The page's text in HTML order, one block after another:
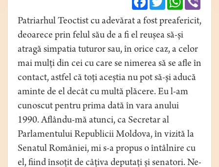
Patriarhul Teoctist cu adevărat a fost preafericit,
deoarece prin felul său de a fi el reușea să-și
atragă simpatia tuturor sau, în orice caz, a celor
mai mulți din cei cu care se nimerea să se afle în
contact, astfel că toți aceștia nu pot să-și aducă
aminte de el decât cu multă plăcere. Eu l-am
cunoscut pentru prima dată în vara anului
1990. Aflându-mă atunci, ca Secretar al
Parlamentului Republicii Moldova, în vizită la
Senatul României, mi s-a propus o întâlnire cu
el, fiind însoțit de câțiva deputați și senatori. Ne-